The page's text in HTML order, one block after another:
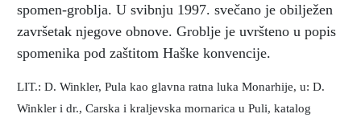
spomen-groblja. U svibnju 1997. svečano je obilježen
završetak njegove obnove. Groblje je uvršteno u popis
spomenika pod zaštitom Haške konvencije.
LIT.: D. Winkler, Pula kao glavna ratna luka Monarhije, u: D.
Winkler i dr., Carska i kraljevska mornarica u Puli, katalog